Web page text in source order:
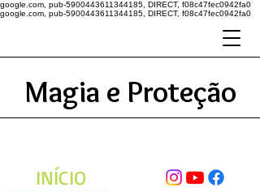
google.com, pub-5900443611344185, DIRECT, f08c47fec0942fa0
google.com, pub-5900443611344185, DIRECT, f08c47fec0942fa0
Magia e Proteção
INÍCIO